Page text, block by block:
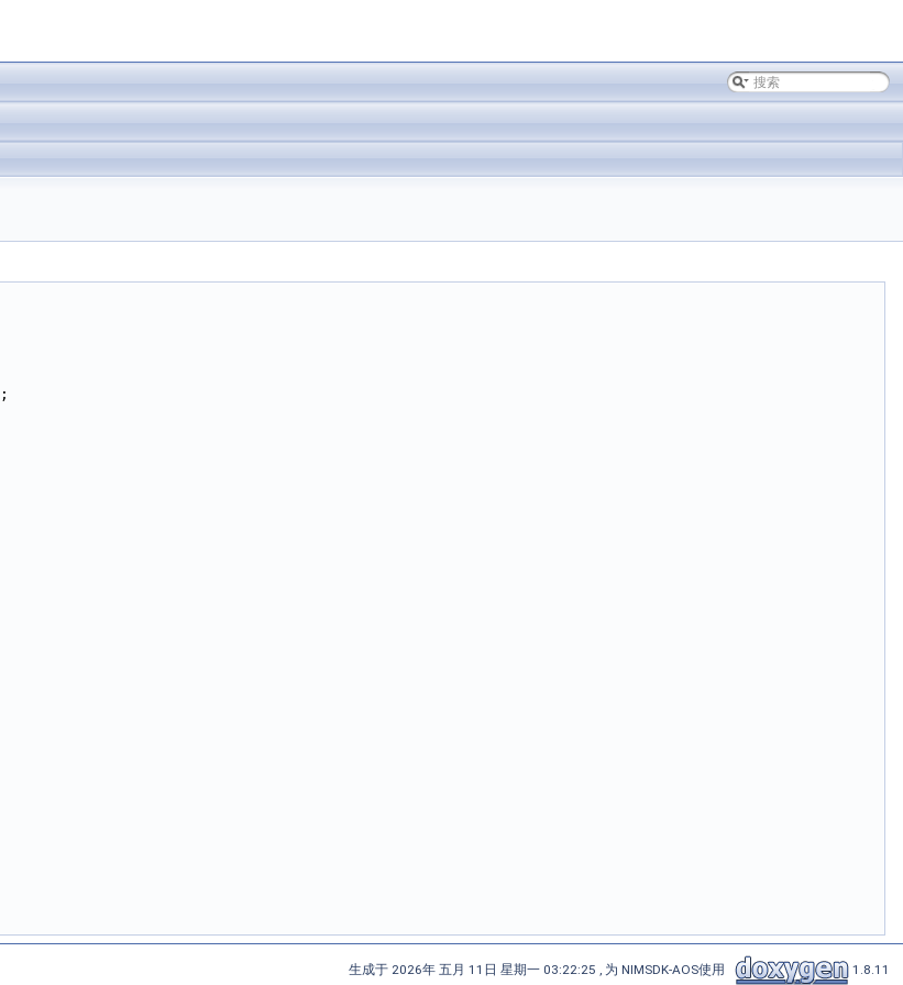
;
生成于 2026年 五月 11日 星期一 03:22:25 , 为 NIMSDK-AOS使用 1.8.11